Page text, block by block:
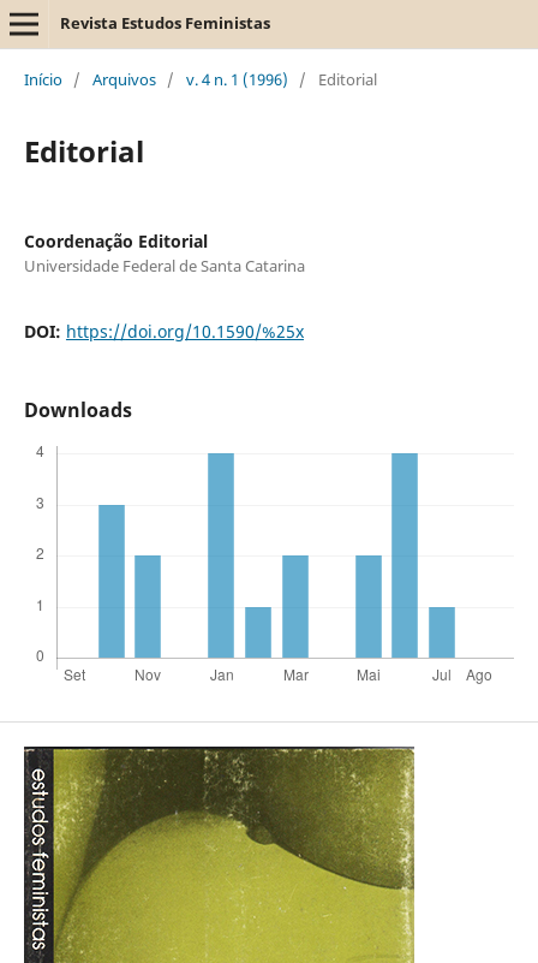
Revista Estudos Feministas
Início / Arquivos / v. 4 n. 1 (1996) / Editorial
Editorial
Coordenação Editorial
Universidade Federal de Santa Catarina
DOI: https://doi.org/10.1590/%25x
Downloads